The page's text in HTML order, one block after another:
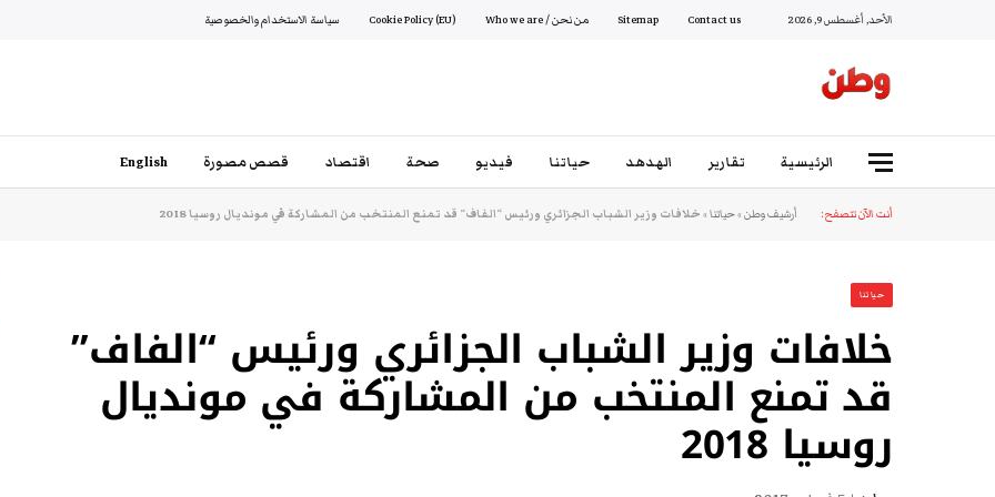
الأحد, أغسطس 9, 2026 Contact us
Sitemap من نحن / Who we are Cookie Policy (EU) سياسة الاستخدام والخصوصية
الرئيسية تقارير الهدهد حياتنا فيديو صحة اقتصاد قصص مصورة English
أنت الآن تتصفح: أرشيف وطن»حياتنا»خلافات وزير الشباب الجزائري ورئيس “الفاف” قد تمنع المنتخب من المشاركة في مونديال روسيا 2018
حياتنا
خلافات وزير الشباب الجزائري ورئيس “الفاف”
قد تمنع المنتخب من المشاركة في مونديال
روسيا 2018